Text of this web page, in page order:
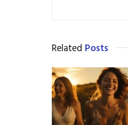
Related Posts